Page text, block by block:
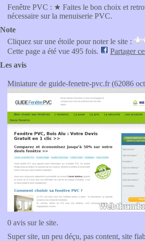
Fenêtre PVC : ★ Faites le bon choix et
nécessaire sur la menuiserie PVC.
Note
Cliquez sur une étoile pour noter le site :
Cette page a été vue 495 fois.
Partager
Les avis
Miniature de guide-fenetre-pvc.fr (62086
0 avis sur le site.
Super site, un peu déçu, pas content, site